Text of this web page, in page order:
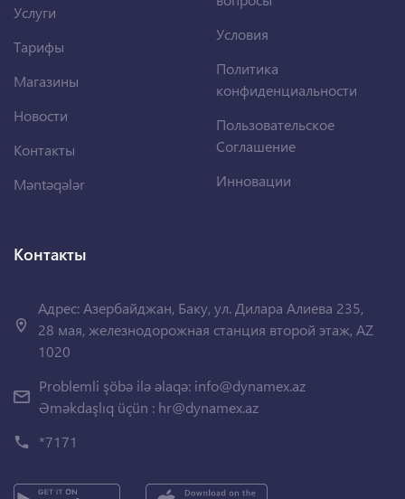
Услуги
Тарифы
Магазины
Новости
Контакты
Məntəqələr
Условия
Политика
конфиденциальности
Пользовательское
Соглашение
Инновации
Контакты
Адрес: Азербайджан, Баку, ул. Дилара Алиева 235,
28 мая, железнодорожная станция второй этаж, AZ
1020
Problemli şöbə ilə əlaqə: info@dynamex.az
Əməkdaşlıq üçün : hr@dynamex.az
*7171